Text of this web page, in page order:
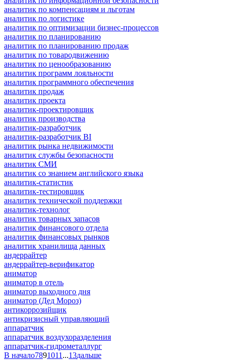
аналитик по компенсациям и льготам
аналитик по логистике
аналитик по оптимизации бизнес-процессов
аналитик по планированию
аналитик по планированию продаж
аналитик по товародвижению
аналитик по ценообразованию
аналитик программ лояльности
аналитик программного обеспечения
аналитик продаж
аналитик проекта
аналитик-проектировщик
аналитик производства
аналитик-разработчик
аналитик-разработчик BI
аналитик рынка недвижимости
аналитик службы безопасности
аналитик СМИ
аналитик со знанием английского языка
аналитик-статистик
аналитик-тестировщик
аналитик технической поддержки
аналитик-технолог
аналитик товарных запасов
аналитик финансового отдела
аналитик финансовых рынков
аналитик хранилища данных
андеррайтер
андеррайтер-верификатор
аниматор
аниматор в отель
аниматор выходного дня
аниматор (Дед Мороз)
антикоррозийщик
антикризисный управляющий
аппаратчик
аппаратчик воздухоразделения
аппаратчик-гидрометаллург
В начало7891011 ...13дальше